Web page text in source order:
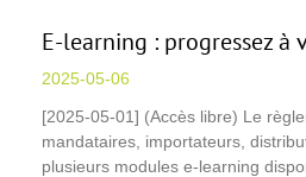
E-learning : progressez à
2025-05-06
[2025-05-01] (Accès libre) Le
mandataires, importateurs,
plusieurs modules e-learning